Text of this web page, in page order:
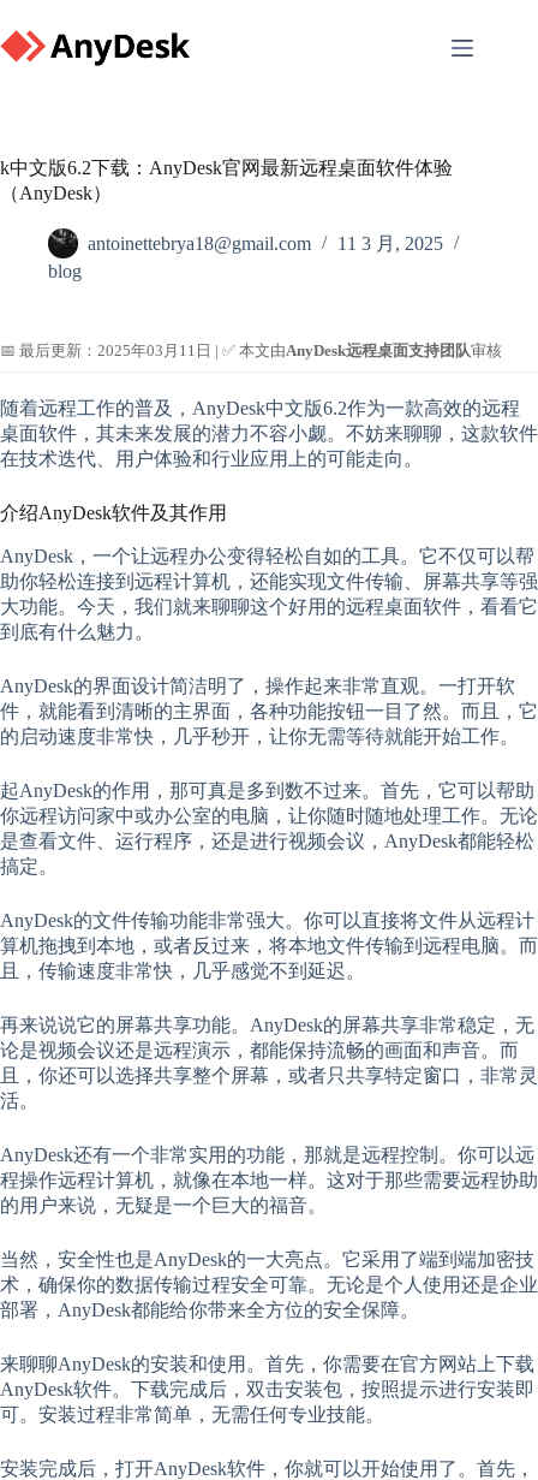
to
content
k中文版6.2下载：AnyDesk官网最新远程桌面软件体验
（AnyDesk）
antoinettebrya18@gmail.com
11 3 月, 2025
blog
📅 最后更新：2025年03月11日 | ✅ 本文由AnyDesk远程桌面支持团队审核
随着远程工作的普及，AnyDesk中文版6.2作为一款高效的远程
桌面软件，其未来发展的潜力不容小觑。不妨来聊聊，这款软件
在技术迭代、用户体验和行业应用上的可能走向。
介绍AnyDesk软件及其作用
AnyDesk，一个让远程办公变得轻松自如的工具。它不仅可以帮
助你轻松连接到远程计算机，还能实现文件传输、屏幕共享等强
大功能。今天，我们就来聊聊这个好用的远程桌面软件，看看它
到底有什么魅力。
AnyDesk的界面设计简洁明了，操作起来非常直观。一打开软
件，就能看到清晰的主界面，各种功能按钮一目了然。而且，它
的启动速度非常快，几乎秒开，让你无需等待就能开始工作。
起AnyDesk的作用，那可真是多到数不过来。首先，它可以帮助
你远程访问家中或办公室的电脑，让你随时随地处理工作。无论
是查看文件、运行程序，还是进行视频会议，AnyDesk都能轻松
搞定。
AnyDesk的文件传输功能非常强大。你可以直接将文件从远程计
算机拖拽到本地，或者反过来，将本地文件传输到远程电脑。而
且，传输速度非常快，几乎感觉不到延迟。
再来说说它的屏幕共享功能。AnyDesk的屏幕共享非常稳定，无
论是视频会议还是远程演示，都能保持流畅的画面和声音。而
且，你还可以选择共享整个屏幕，或者只共享特定窗口，非常灵
活。
AnyDesk还有一个非常实用的功能，那就是远程控制。你可以远
程操作远程计算机，就像在本地一样。这对于那些需要远程协助
的用户来说，无疑是一个巨大的福音。
当然，安全性也是AnyDesk的一大亮点。它采用了端到端加密技
术，确保你的数据传输过程安全可靠。无论是个人使用还是企业
部署，AnyDesk都能给你带来全方位的安全保障。
来聊聊AnyDesk的安装和使用。首先，你需要在官方网站上下载
AnyDesk软件。下载完成后，双击安装包，按照提示进行安装即
可。安装过程非常简单，无需任何专业技能。
安装完成后，打开AnyDesk软件，你就可以开始使用了。首先，